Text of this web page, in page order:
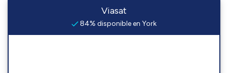
Viasat
84% disponible en York